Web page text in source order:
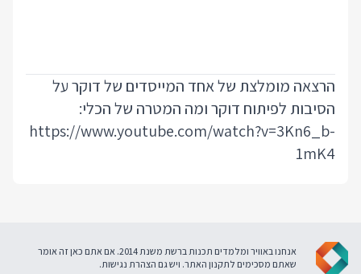
הרצאה מומלצת של אחד המייסדים של דוקר על
הסיבות לפיתוח דוקר ומה המטרה של הכלי:
https://www.youtube.com/watch?v=3Kn6_b-
1mK4
אנחנו באוויר ומלמדים תכנות ברשת משנת 2014. אם אתם כאן זה אומר
שאתם מסכימים לתקנון האתר. ויש גם הצהרת נגישות.